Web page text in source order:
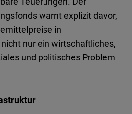
warnt explizit davor,
in
nur ein wirtschaftliches,
und politisches Problem